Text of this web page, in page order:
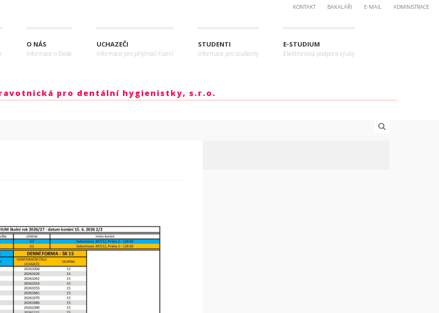
KONTAKT BAKALÁŘI E-MAIL ADMINISTRACE
O NÁS
Informace o škole
UCHAZEČI
Informace pro přijímací řízení
STUDENTI
Informace pro studenty
E-STUDIUM
Elektronická podpora výuky
pro dentální hygienistky, s.r.o.